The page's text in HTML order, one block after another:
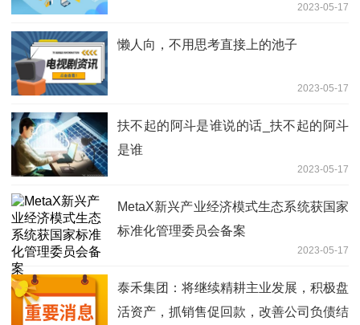
2023-05-17
懒人向，不用思考直接上的池子
2023-05-17
扶不起的阿斗是谁说的话_扶不起的阿斗
是谁
2023-05-17
MetaX新兴产业经济模式生态系统获国家
标准化管理委员会备案
2023-05-17
泰禾集团：将继续精耕主业发展，积极盘
活资产，抓销售促回款，改善公司负债结